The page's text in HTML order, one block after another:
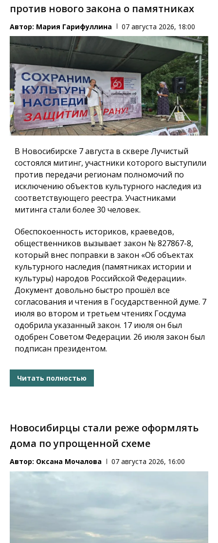
против нового закона о памятниках
Автор: Мария Гарифуллина 07 августа 2026, 18:00
В Новосибирске 7 августа в сквере Лучистый
состоялся митинг, участники которого выступили
против передачи регионам полномочий по
исключению объектов культурного наследия из
соответствующего реестра. Участниками
митинга стали более 30 человек.
Обеспокоенность историков, краеведов,
общественников вызывает закон № 827867-8,
который внес поправки в закон «Об объектах
культурного наследия (памятниках истории и
культуры) народов Российской Федерации».
Документ довольно быстро прошёл все
согласования и чтения в Государственной думе. 7
июля во втором и третьем чтениях Госдума
одобрила указанный закон. 17 июля он был
одобрен Советом Федерации. 26 июля закон был
подписан президентом.
Читать полностью
Новосибирцы стали реже оформлять
дома по упрощенной схеме
Автор: Оксана Мочалова 07 августа 2026, 16:00